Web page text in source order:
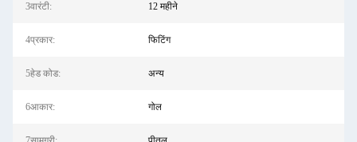
3वारंटी: 12 महीने
4प्रकार: फिटिंग
5हेड कोड: अन्य
6आकार: गोल